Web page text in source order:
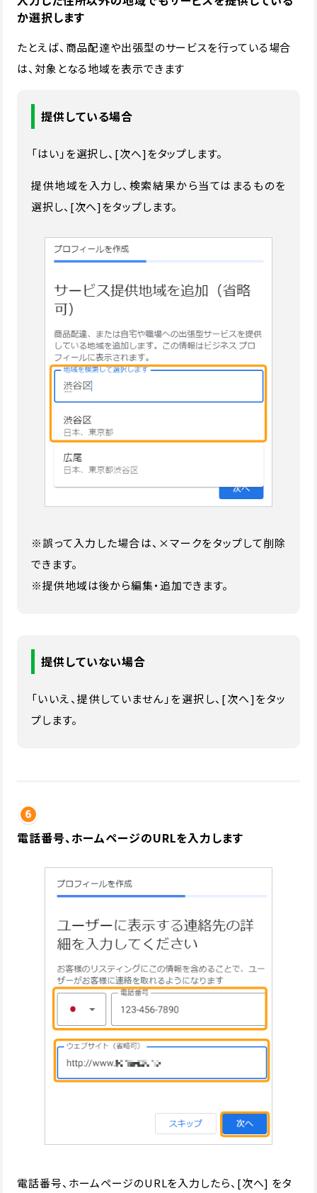
か選択します
たとえば、商品配達や出張型のサービスを行っている場合
は、対象となる地域を表示できます
提供している場合
「はい」を選択し、[次へ]をタップします。
提供地域を入力し、検索結果から当てはまるものを
選択し、[次へ]をタップします。
※誤って入力した場合は、×マークをタップして削除
できます。
※提供地域は後から編集・追加できます。
提供していない場合
「いいえ、提供していません」を選択し、[次へ]をタッ
プします。
電話番号、ホームページのURLを入力します
電話番号、ホームページのURLを入力したら、[次へ] をタ